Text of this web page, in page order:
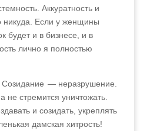
Аккуратность и
никуда. Если у женщины
будет и в бизнесе, и в
лично я полностью
Созидание — неразрушение.
не стремится уничтожать.
и созидать, укреплять
дамская хитрость!